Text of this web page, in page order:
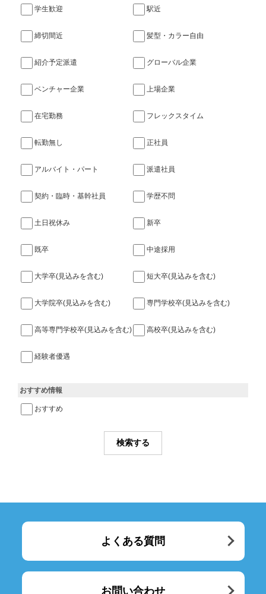
学生歓迎 駅近
締切間近 髪型・カラー自由
紹介予定派遣 グローバル企業
ベンチャー企業 上場企業
在宅勤務 フレックスタイム
転勤無し 正社員
アルバイト・パート 派遣社員
契約・臨時・基幹社員 学歴不問
土日祝休み 新卒
既卒 中途採用
大学卒(見込みを含む) 短大卒(見込みを含む)
大学院卒(見込みを含む) 専門学校卒(見込みを含む)
高等専門学校卒(見込みを含む) 高校卒(見込みを含む)
経験者優遇
おすすめ情報
おすすめ
よくある質問
お問い合わせ